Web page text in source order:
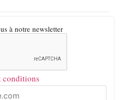
à notre newsletter
conditions